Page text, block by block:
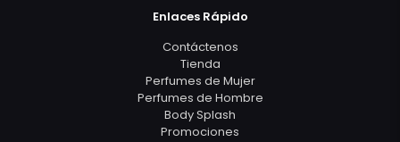
Enlaces Rápido
Contáctenos
Tienda
Perfumes de Mujer
Perfumes de Hombre
Body Splash
Promociones